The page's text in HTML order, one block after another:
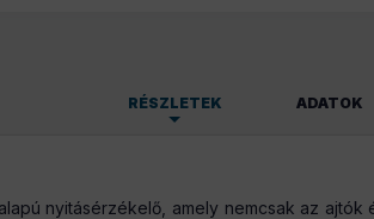
RÉSZLETEK ADATOK
nyitásérzékelő, amely nemcsak az
46 g/db